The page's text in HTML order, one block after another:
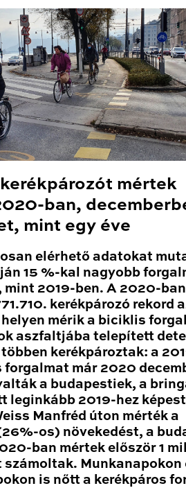
mértek
ban,
mint egy éve
elérhető adatokat
15 %-kal nagyobb
2019-ben. A 2020-ban
kerékpározó rekord
helyen mérik a biciklis
aszfaltjába telepített
kerékpároztak: a
már 2020
a budapestiek, a
leginkább 2019-hez
Manfréd úton mérték a
os) növekedést, a
ban mértek először 1
számoltak. Munkanapokon
is nőtt a kerékpáros